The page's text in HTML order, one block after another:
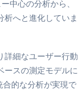
中心の分析から、
析へと進化していま
詳細なユーザー行動
ースの測定モデルに
合的な分析が実現で